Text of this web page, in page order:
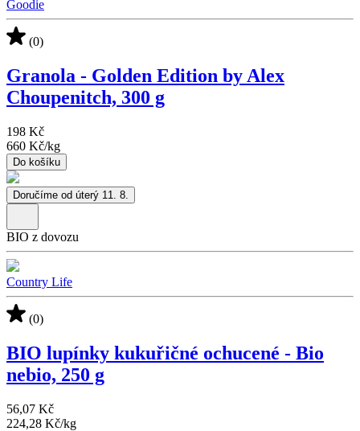
Goodie
(0)
Granola - Golden Edition by Alex
Choupenitch, 300 g
198 Kč
660 Kč/kg
Do košíku
Doručíme od úterý 11. 8.
BIO z dovozu
Country Life
(0)
BIO lupínky kukuřičné ochucené - Bio
nebio, 250 g
56,07 Kč
224,28 Kč/kg